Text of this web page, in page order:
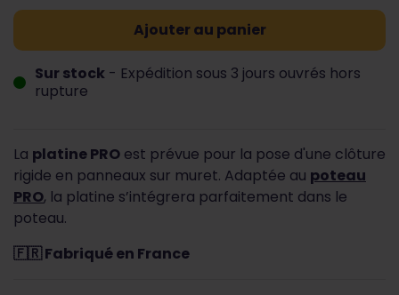
Ajouter au panier
Sur stock - Expédition sous 3 jours ouvrés hors
rupture
La platine PRO est prévue pour la pose d'une clôture
rigide en panneaux sur muret. Adaptée au poteau
PRO, la platine s’intégrera parfaitement dans le
poteau.
🇫🇷 Fabriqué en France